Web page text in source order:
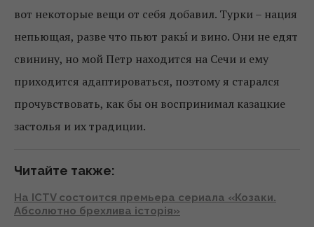
вот некоторые вещи от себя добавил. Турки – нация
непьющая, разве что пьют ракы́ и вино. Они не едят
свинину, но мой Петр находится на Сечи и ему
приходится адаптироваться, поэтому я старался
прочувствовать, как бы он воспринимал казацкие
застолья и их традиции.
Читайте также:
На ICTV состоится премьера cериала «Козаки.
Абсолютно брехлива історія»